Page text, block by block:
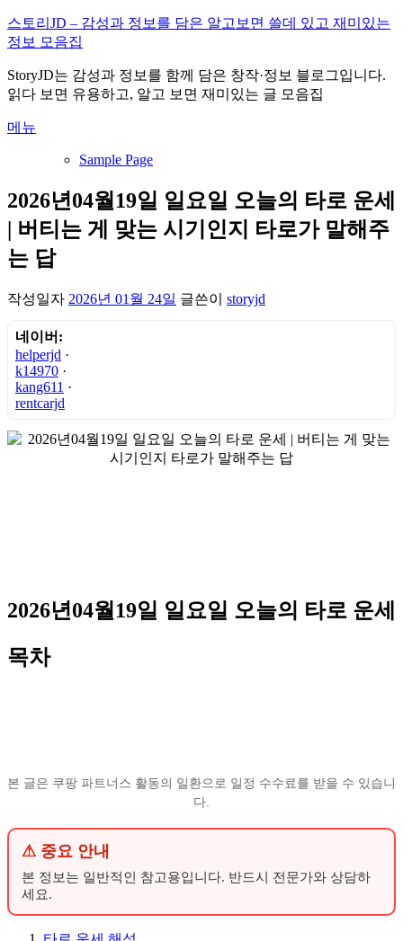
내
용
로
바
가
스토리JD – 감성과 정보를 담은 알고보면 쓸데 있고 재미있는
정보 모음집
StoryJD는 감성과 정보를 함께 담은 창작·정보 블로그입니다.
읽다 보면 유용하고, 알고 보면 재미있는 글 모음집
메뉴
Sample Page
2026년04월19일 일요일 오늘의 타로 운세
| 버티는 게 맞는 시기인지 타로가 말해주
는 답
작성일자 2026년 01월 24일 글쓴이 storyjd
네이버:
helperjd ·
k14970 ·
kang611 ·
rentcarjd
2026년04월19일 일요일 오늘의 타로 운세
목차
본 글은 쿠팡 파트너스 활동의 일환으로 일정 수수료를 받을 수 있습니
다.
⚠ 중요 안내
본 정보는 일반적인 참고용입니다. 반드시 전문가와 상담하
세요.